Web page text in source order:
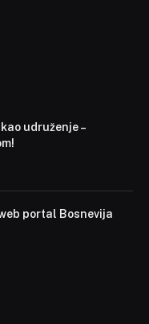
udruženje –
portal Bosnevija